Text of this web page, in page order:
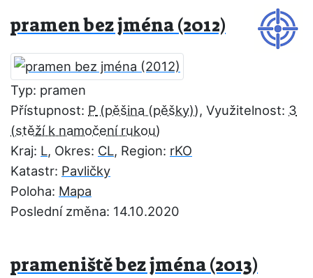
pramen bez jména (2012)
Typ: pramen
Přístupnost: P , Využitelnost: 3
Kraj: L, Okres: CL, Region: rKO
Katastr: Pavličky
Poloha: Mapa
Poslední změna: 14.10.2020
prameniště bez jména (2013)